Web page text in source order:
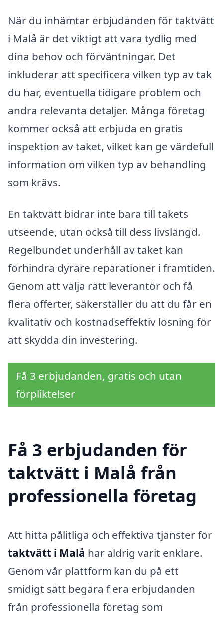
När du inhämtar erbjudanden för taktvätt
i Malå är det viktigt att vara tydlig med
dina behov och förväntningar. Det
inkluderar att specificera vilken typ av tak
du har, eventuella tidigare problem och
andra relevanta detaljer. Många företag
kommer också att erbjuda en gratis
inspektion av taket, vilket kan ge värdefull
information om vilken typ av behandling
som krävs.
En taktvätt bidrar inte bara till takets
utseende, utan också till dess livslängd.
Regelbundet underhåll av taket kan
förhindra dyrare reparationer i framtiden.
Genom att välja rätt leverantör och få
flera offerter, säkerställer du att du får en
kvalitativ och kostnadseffektiv lösning för
att skydda din investering.
Få 3 erbjudanden, gratis och utan
förpliktelser
Få 3 erbjudanden för
taktvätt i Malå från
professionella företag
Att hitta pålitliga och effektiva tjänster för
taktvätt i Malå har aldrig varit enklare.
Genom vår plattform kan du på ett
smidigt sätt begära flera erbjudanden
från professionella företag som